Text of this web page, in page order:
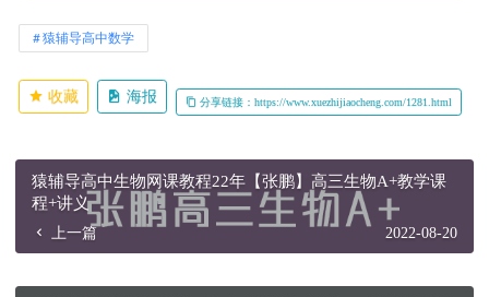
猿辅导高中数学
收藏 海报 分享链接：https://www.xuezhijiaocheng.com/1281.html
猿辅导高中生物网课教程22年【张鹏】高三生物A+教学课
程+讲义
上一篇 2022-08-20